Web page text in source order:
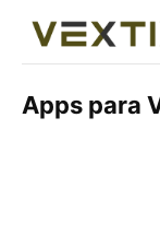
Apps para